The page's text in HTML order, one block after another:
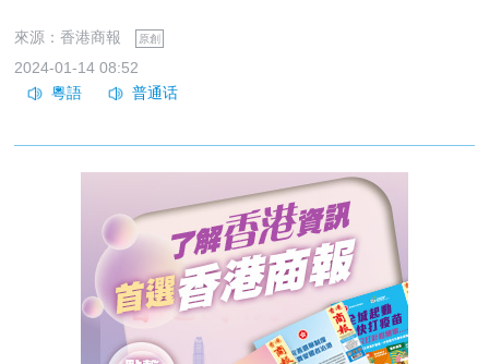
來源：香港商報 原創
2024-01-14 08:52